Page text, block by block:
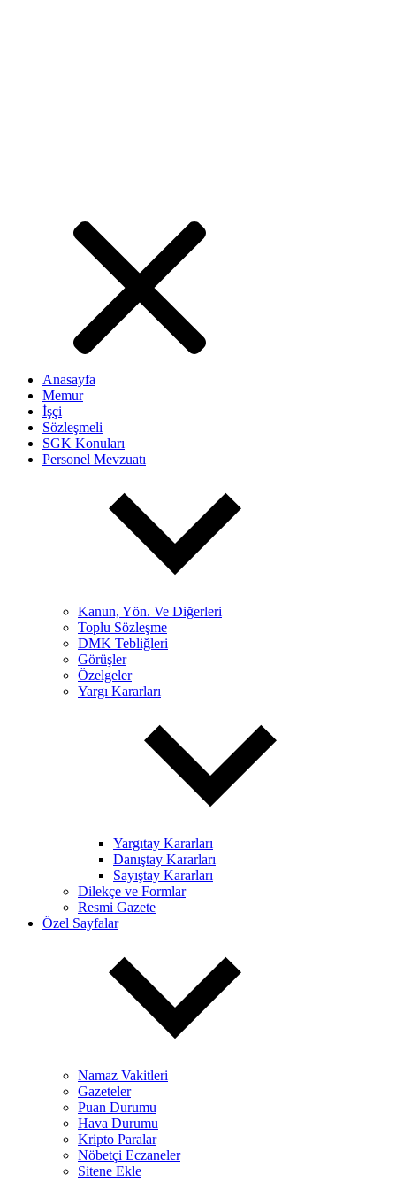
Anasayfa
Memur
İşçi
Sözleşmeli
SGK Konuları
Personel Mevzuatı
Kanun, Yön. Ve Diğerleri
Toplu Sözleşme
DMK Tebliğleri
Görüşler
Özelgeler
Yargı Kararları
Yargıtay Kararları
Danıştay Kararları
Sayıştay Kararları
Dilekçe ve Formlar
Resmi Gazete
Özel Sayfalar
Namaz Vakitleri
Gazeteler
Puan Durumu
Hava Durumu
Kripto Paralar
Nöbetçi Eczaneler
Sitene Ekle